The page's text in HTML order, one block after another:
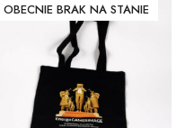
OBECNIE BRAK NA STANIE